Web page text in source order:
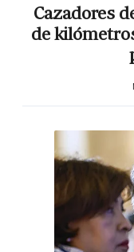
Cazadores
de